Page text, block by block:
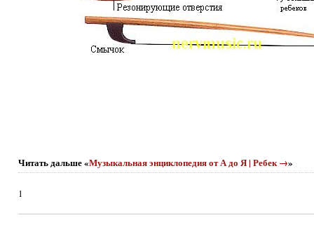
Читать дальше «Музыкальная энциклопедия от А до Я | Ребек →»
1